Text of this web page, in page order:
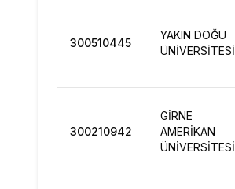
300510445
YAKIN DOĞU
ÜNİVERSİTESİ
300210942
GİRNE
AMERİKAN
ÜNİVERSİTESİ